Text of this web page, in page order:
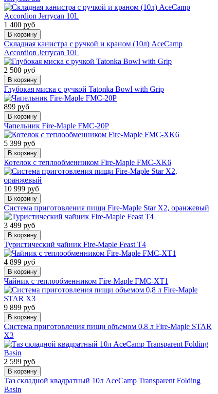
1 400 руб
В корзину
Складная канистра с ручкой и краном (10л) AceCamp
Accordion Jerrycan 10L
2 500 руб
В корзину
Глубокая миска с ручкой Tatonka Bowl with Grip
899 руб
В корзину
Чапельник Fire-Maple FMC-20P
5 399 руб
В корзину
Котелок с теплообменником Fire-Maple FMC-XK6
10 999 руб
В корзину
Система приготовления пищи Fire-Maple Star X2, оранжевый
3 499 руб
В корзину
Туристический чайник Fire-Maple Feast T4
4 899 руб
В корзину
Чайник с теплообменником Fire-Maple FMC-XT1
9 899 руб
В корзину
Система приготовления пищи объемом 0,8 л Fire-Maple STAR
X3
2 599 руб
В корзину
Таз складной квадратный 10л AceCamp Transparent Folding
Basin